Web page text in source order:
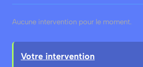
Aucune intervention pour le moment.
Votre intervention